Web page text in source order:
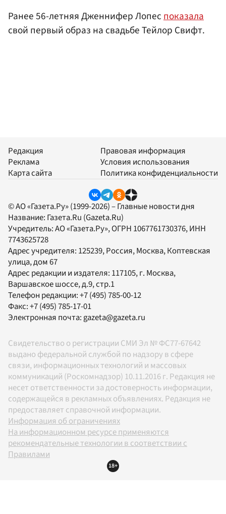
Ранее 56-летняя Дженнифер Лопеспоказала
свой первый образ на свадьбе Тейлор Свифт.
Редакция
Реклама
Карта сайта
Правовая информация
Условия использования
Политика конфиденциальности
© АО «Газета.Ру» (1999-2026) – Главные новости дня
Название: Газета.Ru (Gazeta.Ru)
Учредитель:АО «Газета.Ру», ОГРН 1067761730376, ИНН
7743625728
Адрес учредителя: 125239, Россия, Москва, Коптевская
улица, дом 67
Адрес редакции и издателя: 117105, г. Москва,
Варшавское шоссе, д.9, стр.1
Телефон редакции:+7 (495) 785-00-12
Факс:+7 (495) 785-17-01
Электронная почта:gazeta@gazeta.ru
Свидетельство о регистрации СМИ Эл № ФС77-67642
выдано федеральной службой по надзору в сфере
связи, информационных технологий и массовых
коммуникаций (Роскомнадзор) 10.11.2016 г. Редакция не
несет ответственности за достоверность информации,
содержащейся в рекламных объявлениях. Редакция не
предоставляет справочной информации.
Информация об ограничениях
На информационном ресурсе применяются
рекомендательные технологии в соответствии с
Правилами
18+